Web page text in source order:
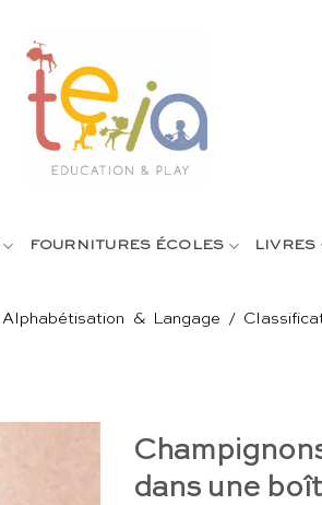
FOURNITURES ÉCOLES LIVRES
Alphabétisation & Langage /
dans une